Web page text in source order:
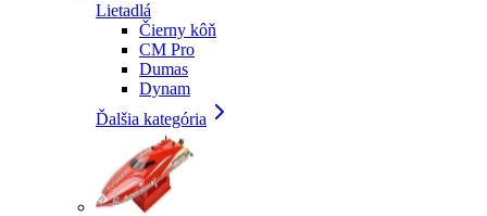
Lietadlá
Čierny kôň
CM Pro
Dumas
Dynam
Ďalšia kategória